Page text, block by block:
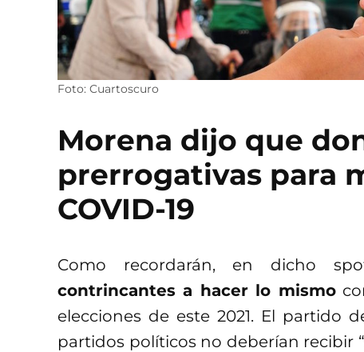
Foto: Cuartoscuro
Morena dijo que
prerrogativas para
COVID-19
Como recordarán, en dicho
contrincantes a hacer lo mismo
elecciones de este 2021. El partido
partidos políticos no deberían recibir